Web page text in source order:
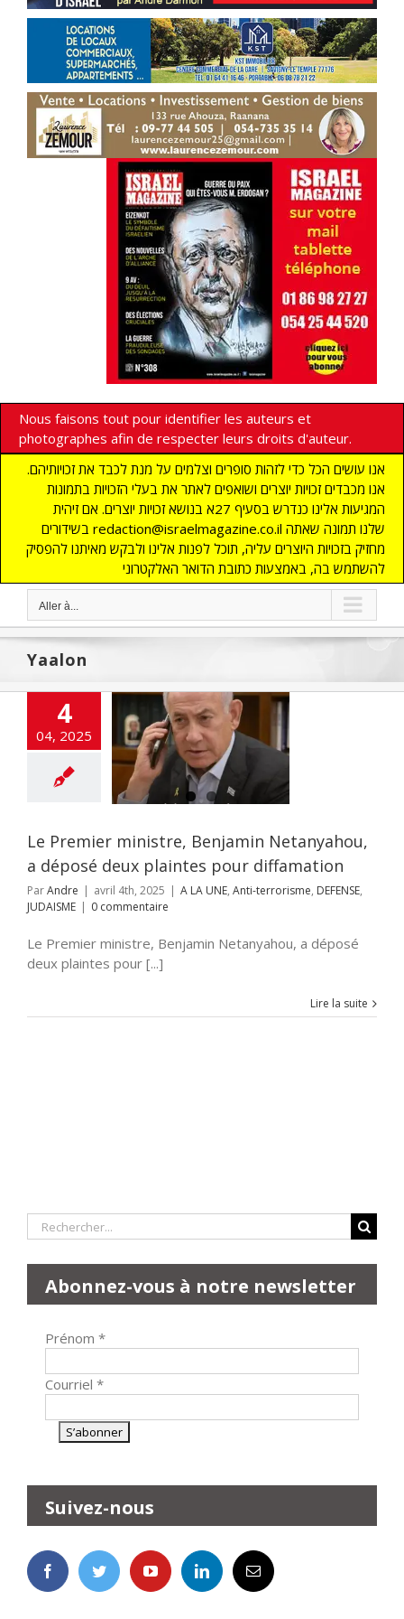
Nous faisons tout pour identifier les auteurs et
photographes afin de respecter leurs droits d'auteur.
אנו עושים הכל כדי לזהות סופרים וצלמים על מנת לכבד את זכויותיהם.
אנו מכבדים זכויות יוצרים ושואפים לאתר את בעלי הזכויות בתמונות
המגיעות אלינו כנדרש בסעיף 27א בנושא זכויות יוצרים. אם זיהית
בשידורים redaction@israelmagazine.co.il שלנו תמונה שאתה
מחזיק בזכויות היוצרים עליה, תוכל לפנות אלינו ולבקש מאיתנו להפסיק
להשתמש בה, באמצעות כתובת הדואר האלקטרוני
Aller à...
Yaalon
4
04, 2025
ministre,
Netanyahou,
diffamation
Le Premier ministre, Benjamin Netanyahou,
a déposé deux plaintes pour diffamation
ParAndre | avril 4th, 2025 | A LA UNE, Anti-terrorisme, DEFENSE,
JUDAISME | 0 commentaire
Le Premier ministre, Benjamin Netanyahou, a déposé
deux plaintes pour [...]
Lire la suite
Rechercher:
Abonnez-vous à notre newsletter
Prénom *
Courriel *
Suivez-nous